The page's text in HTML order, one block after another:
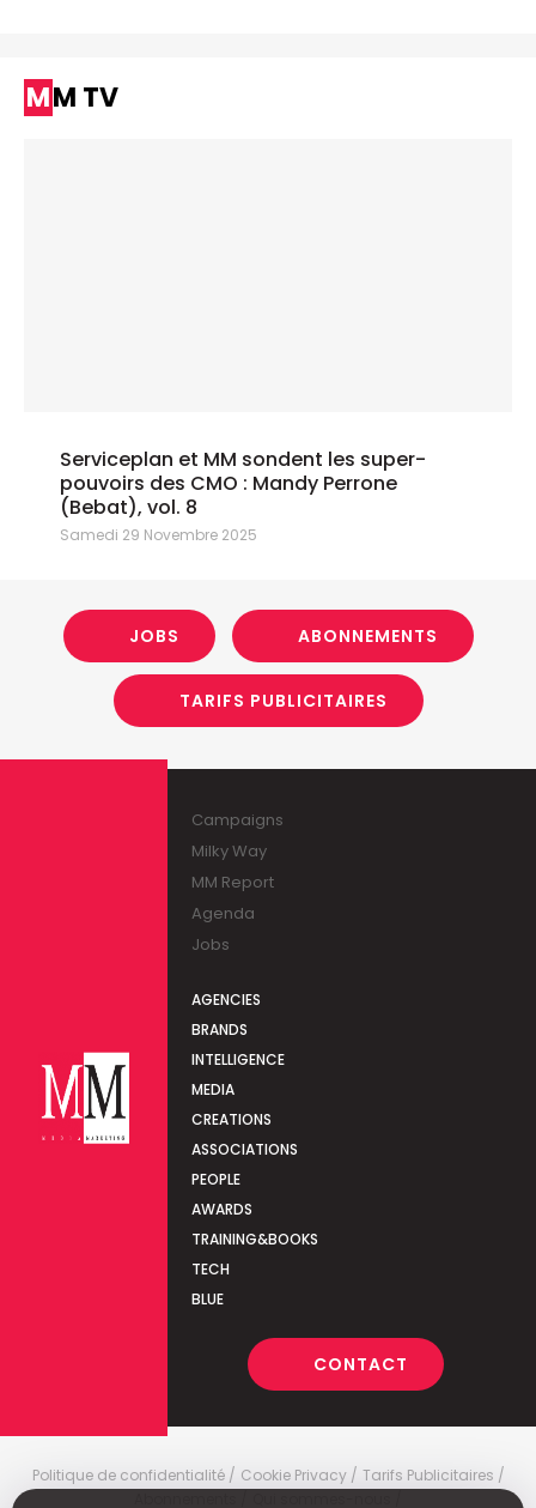
MM TV
Serviceplan et MM sondent les super-
pouvoirs des CMO : Mandy Perrone
(Bebat), vol. 8
Samedi 29 Novembre 2025
JOBS ABONNEMENTS
TARIFS PUBLICITAIRES
Campaigns
Milky Way
MM Report
Agenda
Jobs
AGENCIES
BRANDS
INTELLIGENCE
MEDIA
CREATIONS
ASSOCIATIONS
PEOPLE
AWARDS
TRAINING&BOOKS
TECH
BLUE
CONTACT
Politique de confidentialité Cookie Privacy
Tarifs Publicitaires